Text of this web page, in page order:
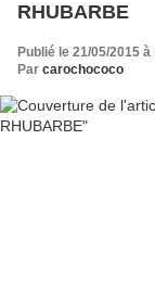
RHUBARBE
Publié le 21/05/2015 à
Par carochococo